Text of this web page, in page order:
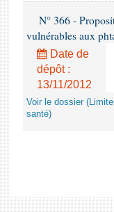
N° 366 -
vulnérables aux
Date de
dépôt :
13/11/2012
Voir le dossier
santé)